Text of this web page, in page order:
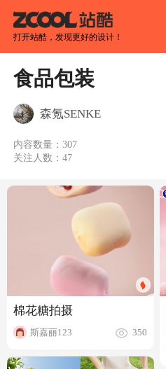
打开站酷，发现更好的设计！
食品包装
森氪SENKE
内容数量：307
关注人数：47
棉花糖拍摄
斯嘉丽123 350